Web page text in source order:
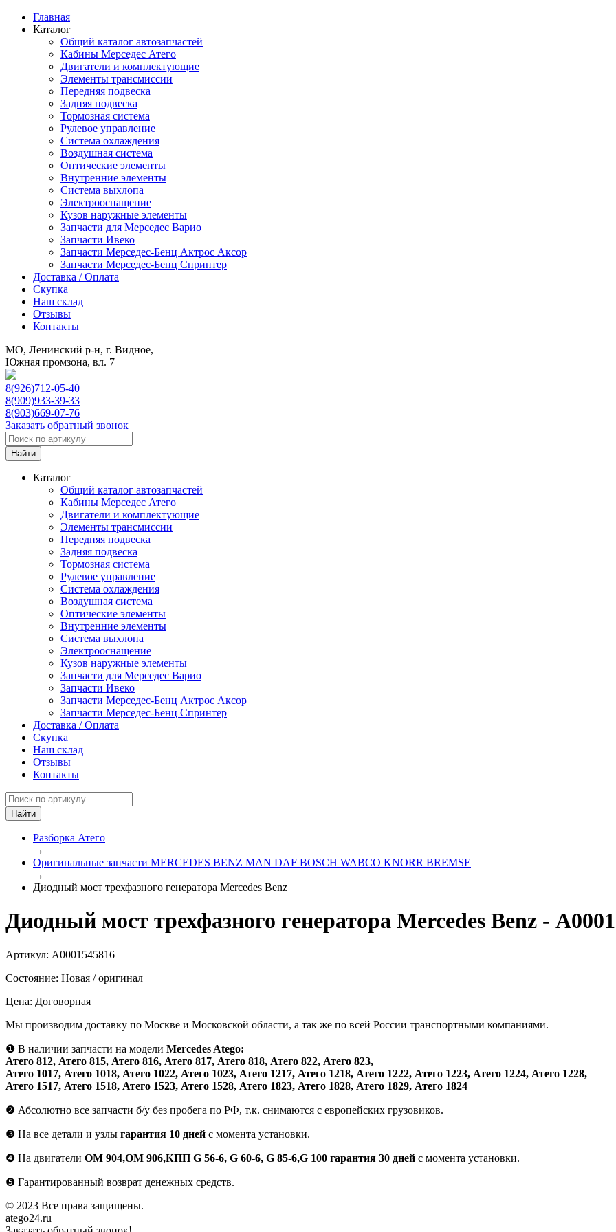
Главная
Каталог
Общий каталог автозапчастей
Кабины Мерседес Атего
Двигатели и комплектующие
Элементы трансмиссии
Передняя подвеска
Задняя подвеска
Тормозная сиcтема
Рулевое управление
Система охлаждения
Воздушная система
Оптические элементы
Внутренние элементы
Система выхлопа
Электрооснащение
Кузов наружные элементы
Запчасти для Мерседес Варио
Запчасти Ивеко
Запчасти Мерседес-Бенц Актрос Аксор
Запчасти Мерседес-Бенц Спринтер
Доставка / Оплата
Скупка
Наш склад
Отзывы
Контакты
МО, Ленинский р-н, г. Видное,
Южная промзона, вл. 7
8(926)712-05-40
8(909)933-39-33
8(903)669-07-76
Заказать обратный звонок
Каталог
Общий каталог автозапчастей
Кабины Мерседес Атего
Двигатели и комплектующие
Элементы трансмиссии
Передняя подвеска
Задняя подвеска
Тормозная сиcтема
Рулевое управление
Система охлаждения
Воздушная система
Оптические элементы
Внутренние элементы
Система выхлопа
Электрооснащение
Кузов наружные элементы
Запчасти для Мерседес Варио
Запчасти Ивеко
Запчасти Мерседес-Бенц Актрос Аксор
Запчасти Мерседес-Бенц Спринтер
Доставка / Оплата
Скупка
Наш склад
Отзывы
Контакты
Разборка Атего
→
Оригинальные запчасти MERCEDES BENZ MAN DAF BOSCH WABCO KNORR BREMSE
→
Диодный мост трехфазного генератора Mercedes Benz
Диодный мост трехфазного генератора Mercedes Benz -
Артикул: А0001545816
Состояние: Новая / оригинал
Цена: Договорная
Мы производим доставку по Москве и Московской области, а так же по всей России транспортными компаниями.
❶ В наличии запчасти на модели Mercedes Atego:
Атего 812, Атего 815, Атего 816, Атего 817, Атего 818, Атего 822, Атего 823,
Атего 1017, Атего 1018, Атего 1022, Атего 1023, Атего 1217, Атего 1218, Атего 1222, Атего 1223, Атего 1224, Атего 1228,
Атего 1517, Атего 1518, Атего 1523, Атего 1528, Атего 1823, Атего 1828, Атего 1829, Атего 1824
❷ Абсолютно все запчасти б/у без пробега по РФ, т.к. снимаются с европейских грузовиков.
❸ На все детали и узлы гарантия 10 дней с момента установки.
❹ На двигатели ОМ 904,ОМ 906,КПП G 56-6, G 60-6, G 85-6,G 100 гарантия 30 дней с момента установки.
❺ Гарантированный возврат денежных средств.
© 2023 Все права защищены.
atego24.ru